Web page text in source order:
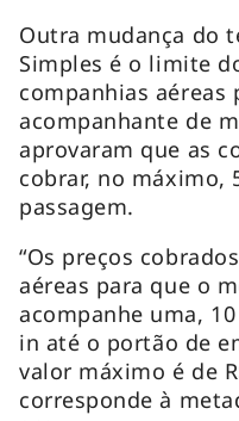
Outra mudança do
Simples é o limite
companhias aéreas
acompanhante de
aprovaram que as
cobrar, no máximo,
passagem.
“Os preços
aéreas para que o
acompanhe uma,
in até o portão de
valor máximo é de
corresponde à